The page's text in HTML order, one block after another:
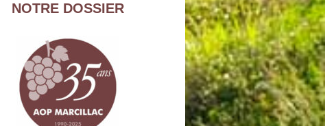
NOTRE DOSSIER